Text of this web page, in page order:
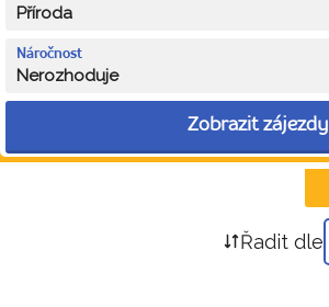
Příroda
Náročnost
Nerozhoduje
Zobrazit zájezdy
Řadit dle